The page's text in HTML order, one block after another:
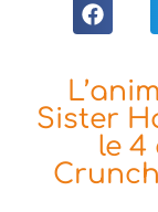
Sister
le 4